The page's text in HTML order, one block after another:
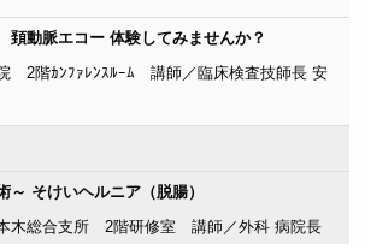
動脈エコー 体験してみませんか？
2階ｶﾝﾌｧﾚﾝｽﾙｰﾑ 講師／臨床検査技師長 安
～ そけいヘルニア（脱腸）
木総合支所 2階研修室 講師／外科 病院長